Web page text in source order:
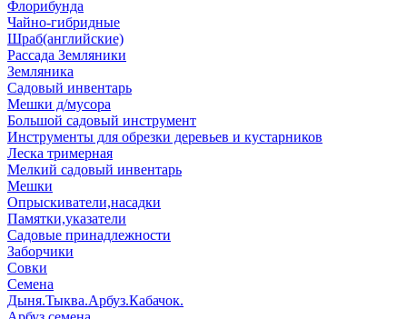
Флорибунда
Чайно-гибридные
Шраб(английские)
Рассада Земляники
Земляника
Садовый инвентарь
Мешки д/мусора
Большой садовый инструмент
Инструменты для обрезки деревьев и кустарников
Леска тримерная
Мелкий садовый инвентарь
Мешки
Опрыскиватели,насадки
Памятки,указатели
Садовые принадлежности
Заборчики
Совки
Семена
Дыня.Тыква.Арбуз.Кабачок.